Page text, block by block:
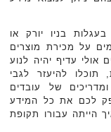
בניו יורק או
על מכירת מוצרים
אולי עדיף יהיה לנוע
להיעזר לגבי
של עובדים
לכם את כל המידע
הייתה עבורו תקופת